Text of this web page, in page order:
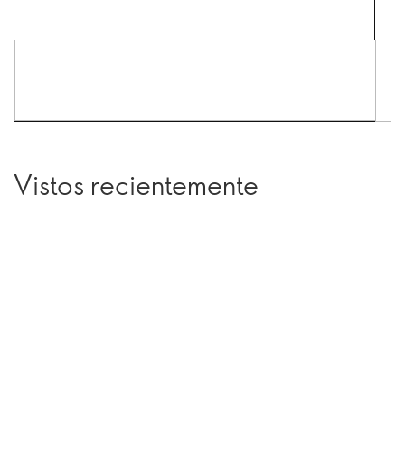
Vistos recientemente